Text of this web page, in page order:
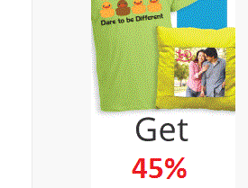
MUDAH DAN SEDAP!
ANEKA RESEPI MASAKAN
DI BULAN RAMADHAN
Althea's Bare Essentials - Rejim
Kecantikan Kulit...
MUDAH DAN SEDAP!